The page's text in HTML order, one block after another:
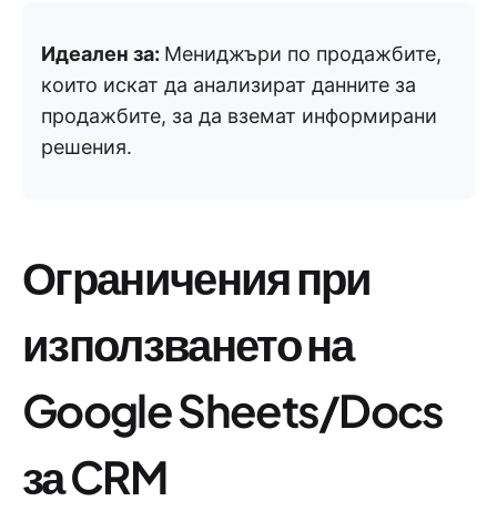
Идеален за: Мениджъри по продажбите,
които искат да анализират данните за
продажбите, за да вземат информирани
решения.
Ограничения при
използването на
Google Sheets/Docs
за CRM